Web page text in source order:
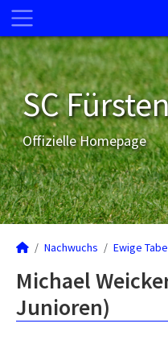
SC
Offizielle Homepage
Nachwuchs Ewige
Michael
Junioren)